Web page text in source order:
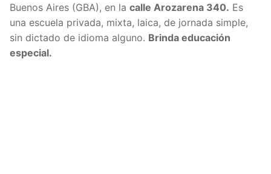
Buenos Aires (GBA), en la calle Arozarena 340. Es
una escuela privada, mixta, laica, de jornada simple,
sin dictado de idioma alguno. Brinda educación
especial.